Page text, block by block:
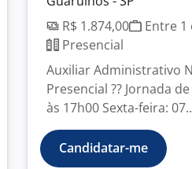
R$ 1.874,00
Entre 1
Presencial
Auxiliar Administrativo
Presencial ?? Jornada
às 17h00 Sexta-feira:
Candidatar-me